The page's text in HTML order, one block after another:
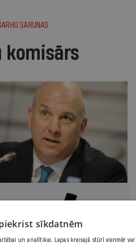
SARUNAS
komisārs
sīkdatnēm
un analītikai. Lapas kreisajā stūrī vienmēr var